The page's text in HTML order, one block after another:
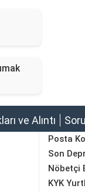
ve Alıntı
Posta
Son
Nöbetçi
KYK